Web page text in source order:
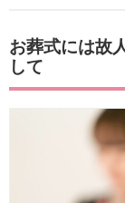
お葬式には故
して